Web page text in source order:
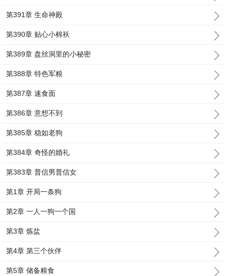
第391章 生命神殿
第390章 贴心小棉袄
第389章 盘丝洞里的小秘密
第388章 特色军粮
第387章 速食面
第386章 意想不到
第385章 稳如老狗
第384章 奇怪的婚礼
第383章 普信男普信女
第1章 开局一条狗
第2章 一人一狗一个国
第3章 炼盐
第4章 第三个伙伴
第5章 储备粮食